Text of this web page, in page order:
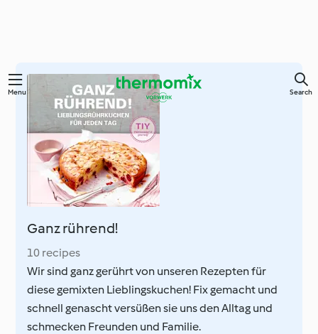
Skip
content
Menu Search
Ganz rührend!
10 recipes
Wir sind ganz gerührt von unseren Rezepten für
diese gemixten Lieblingskuchen! Fix gemacht und
schnell genascht versüßen sie uns den Alltag und
schmecken Freunden und Familie.